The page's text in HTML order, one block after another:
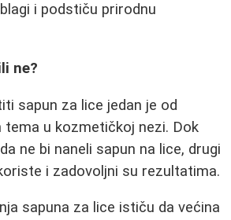
i podstiču prirodnu
ne?
sapun za lice jedan je od
tema u kozmetičkoj nezi. Dok
ne bi naneli sapun na lice, drugi
i zadovoljni su rezultatima.
sapuna za lice ističu da većina